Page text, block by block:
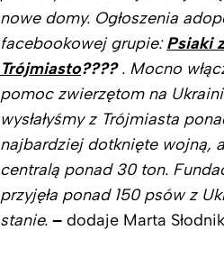
nowe domy. Ogłoszenia
facebookowej grupie:Psiaki
Trójmiasto???? . Mocno
pomoc zwierzętom na
wysłałyśmy z Trójmiasta
najbardziej dotknięte wojną,
centralą ponad 30 ton.
przyjęła ponad 150 psów z
stanie. – dodaje Marta Słodnik